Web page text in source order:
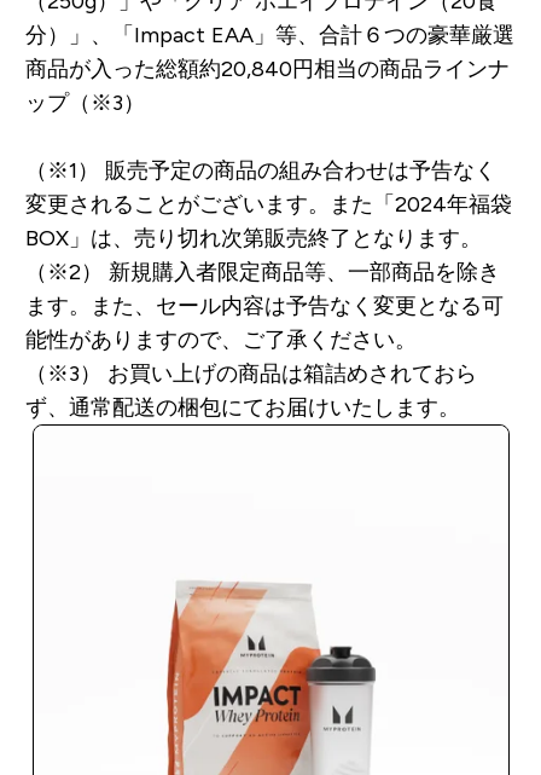
分）」、「Impact EAA」等、合計６つの豪華厳選
商品が入った総額約20,840円相当の商品ラインナ
ップ（※3）
（※1） 販売予定の商品の組み合わせは予告なく
変更されることがございます。また「2024年福袋
BOX」は、売り切れ次第販売終了となります。
（※2） 新規購入者限定商品等、一部商品を除き
ます。また、セール内容は予告なく変更となる可
能性がありますので、ご了承ください。
（※3） お買い上げの商品は箱詰めされておら
ず、通常配送の梱包にてお届けいたします。